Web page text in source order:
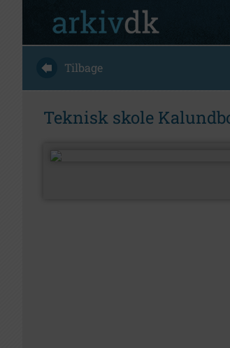
Tilbage
Teknisk skole